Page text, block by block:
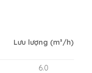
Lưu lượng (m³/h)
6.0